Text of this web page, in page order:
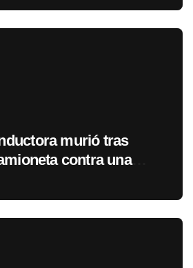
murió tras
contra una